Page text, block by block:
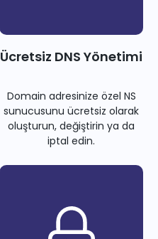
Ücretsiz DNS Yönetimi
Domain adresinize özel NS
sunucusunu ücretsiz olarak
oluşturun, değiştirin ya da
iptal edin.